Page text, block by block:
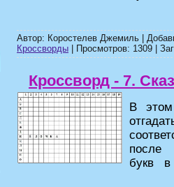
Автор: Коростелев Джемиль |
Кроссворды | Просмотров: 1309 |
Кроссворд - 7.
В
после
букв